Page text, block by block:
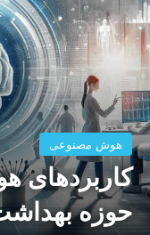
هوش مصنوعی
کاربردهای
حوزه